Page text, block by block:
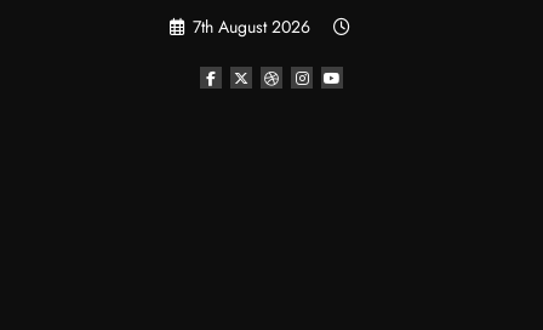
7th August 2026